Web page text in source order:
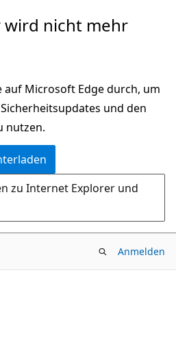
wird nicht mehr
auf Microsoft Edge durch, um
und den
nutzen.
zu Internet Explorer und
Anmelden